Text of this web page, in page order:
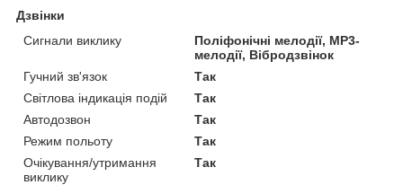
Дзвінки
Сигнали виклику
Поліфонічні мелодії, MP3-
мелодії, Вібродзвінок
Гучний зв'язок
Так
Світлова індикація подій
Так
Автодозвон
Так
Режим польоту
Так
Очікування/утримання
виклику
Так